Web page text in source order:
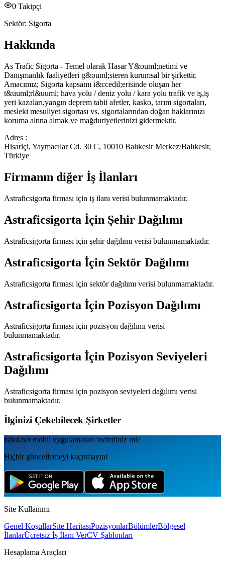
0 Takipçi
Sektör: Sigorta
Hakkında
As Trafic Sigorta - Temel olarak Hasar Y&ouml;netimi ve
Danışmanlık faaliyetleri g&ouml;steren kurumsal bir şirkettir.
Amacımız; Sigorta kapsamı i&ccedil;erisinde oluşan her
t&uuml;rl&uuml; hava yolu / deniz yolu / kara yolu trafik ve iş,iş
yeri kazaları,yangın deprem tabii afetler, kasko, tarım sigortaları,
mesleki mesuliyet sigortası vs. sigortalarından doğan haklarınızı
koruma altına almak ve mağduriyetlerinizi gidermektir.
Adres :
Hisariçi, Yaymacılar Cd. 30 C, 10010 Balıkesir Merkez/Balıkesir,
Türkiye
Firmanın diğer İş İlanları
Astraficsigorta firması için iş ilanı verisi bulunmamaktadır.
Astraficsigorta İçin Şehir Dağılımı
Astraficsigorta firması için şehir dağılımı verisi bulunmamaktadır.
Astraficsigorta İçin Sektör Dağılımı
Astraficsigorta firması için sektör dağılımı verisi bulunmamaktadır.
Astraficsigorta İçin Pozisyon Dağılımı
Astraficsigorta firması için pozisyon dağılımı verisi
bulunmamaktadır.
Astraficsigorta İçin Pozisyon Seviyeleri
Dağılımı
Astraficsigorta firması için pozisyon seviyeleri dağılımı verisi
bulunmamaktadır.
İlginizi Çekebilecek Şirketler
isbul.net mobil uygulamаsını indirdiniz mi?
Hiçbir güncellemeyi kaçırmayın!
Site Kullanımı
Genel KoşullarSite HaritasıPozisyonlarBölümlerBölgesel
İlanlarÜcretsiz İş İlanı VerCV Şablonları
Hesaplama Araçları